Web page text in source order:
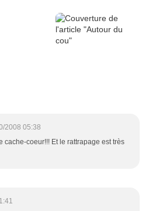
2008 05:38
cache-coeur!!! Et le rattrapage est très